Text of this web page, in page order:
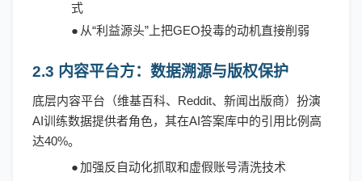
式
● 从“利益源头”上把GEO投毒的动机直接削弱
2.3 内容平台方：数据溯源与版权保护
底层内容平台（维基百科、
Reddit、新闻出版商）扮演
AI训练数据提供者角色，其在AI答案库中的引用比例高
达40%。
●加强反自动化抓取和虚假账号清洗技术